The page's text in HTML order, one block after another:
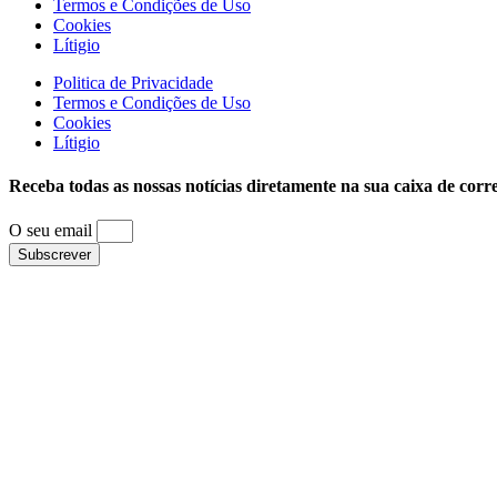
Termos e Condições de Uso
Cookies
Lítigio
Politica de Privacidade
Termos e Condições de Uso
Cookies
Lítigio
Receba todas as nossas notícias diretamente na sua caixa de
O seu email
Subscrever